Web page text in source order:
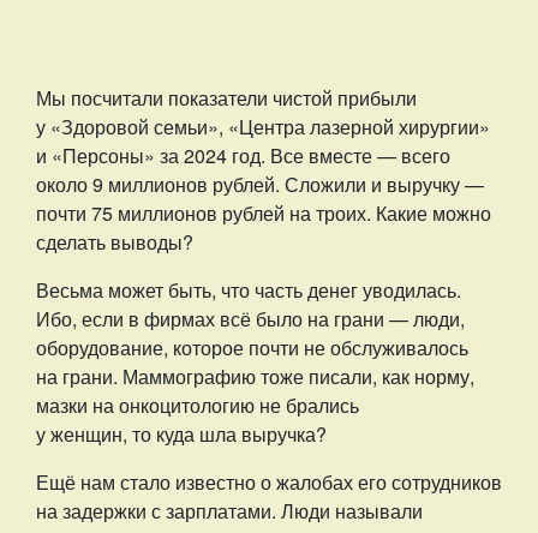
Мы посчитали показатели чистой прибыли
у «Здоровой семьи», «Центра лазерной хирургии»
и «Персоны» за 2024 год. Все вместе — всего
около 9 миллионов рублей. Сложили и выручку —
почти 75 миллионов рублей на троих. Какие можно
сделать выводы?
Весьма может быть, что часть денег уводилась.
Ибо, если в фирмах всё было на грани — люди,
оборудование, которое почти не обслуживалось
на грани. Маммографию тоже писали, как норму,
мазки на онкоцитологию не брались
у женщин, то куда шла выручка?
Ещё нам стало известно о жалобах его сотрудников
на задержки с зарплатами. Люди называли